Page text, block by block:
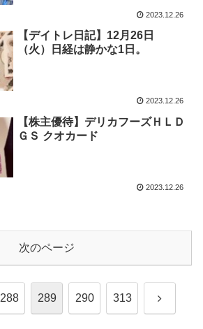
2023.12.26
【デイトレ日記】12月26日
（火）日経は静かな1日。
2023.12.26
【株主優待】デリカフーズＨＬＤ
ＧＳ クオカード
2023.12.26
次のページ
288 289 290 313 次